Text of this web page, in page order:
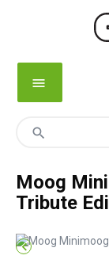
menu
search
Moog
Tribute
